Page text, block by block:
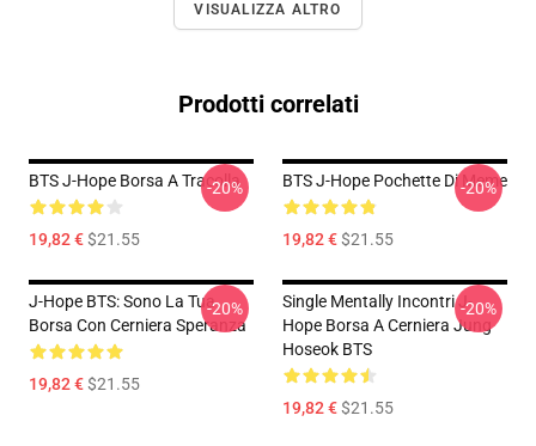
VISUALIZZA ALTRO
Prodotti correlati
BTS J-Hope Borsa A Tracolla
19,82 €$21.55
-20% BTS J-Hope Pochette Di Meme
19,82 €$21.55
-20%
J-Hope BTS: Sono La Tua
Borsa Con Cerniera Speranza
19,82 €$21.55
-20%
Single Mentally Incontri J-
Hope Borsa A Cerniera Jung
Hoseok BTS
19,82 €$21.55
-20%